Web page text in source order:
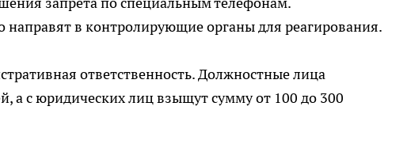
в контролирующие органы для реагирования.
ответственность. Должностные лица
а с юридических лиц взыщут сумму от 100 до 300